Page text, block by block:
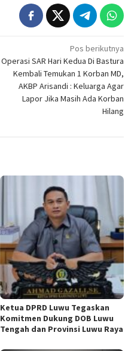
Pos berikutnya
Operasi SAR Hari Kedua Di Bastura
Kembali Temukan 1 Korban MD,
AKBP Arisandi : Keluarga Agar
Lapor Jika Masih Ada Korban
Hilang
Ketua DPRD Luwu Tegaskan
Komitmen Dukung DOB Luwu
Tengah dan Provinsi Luwu Raya